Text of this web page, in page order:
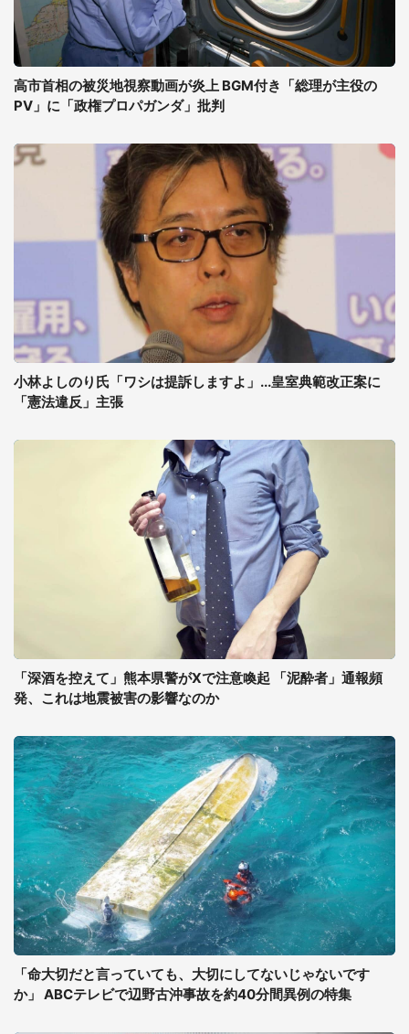
高市首相の被災地視察動画が炎上 BGM付き「総理が主役の
PV」に「政権プロパガンダ」批判
小林よしのり氏「ワシは提訴しますよ」...皇室典範改正案に
「憲法違反」主張
「深酒を控えて」熊本県警がXで注意喚起 「泥酔者」通報頻
発、これは地震被害の影響なのか
「命大切だと言っていても、大切にしてないじゃないです
か」 ABCテレビで辺野古沖事故を約40分間異例の特集